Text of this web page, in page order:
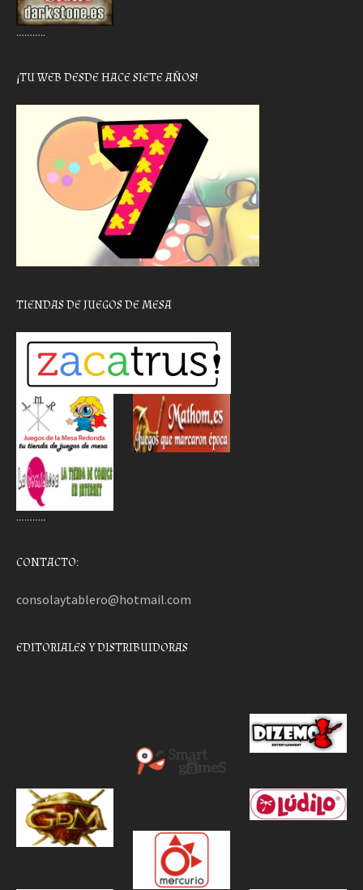
………..
¡TU WEB DESDE HACE SIETE AÑOS!
TIENDAS DE JUEGOS DE MESA
………..
CONTACTO:
consolaytablero@hotmail.com
EDITORIALES Y DISTRIBUIDORAS